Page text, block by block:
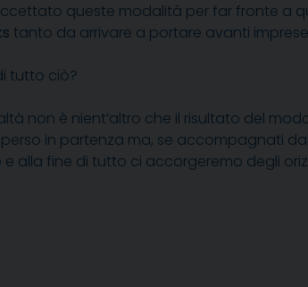
queste modalità per far fronte a
tanto da arrivare a portare avanti
tutto ciò?
non è nient’altro che il risultato del
in partenza ma, se accompagnati
e alla fine di tutto ci accorgeremo degli